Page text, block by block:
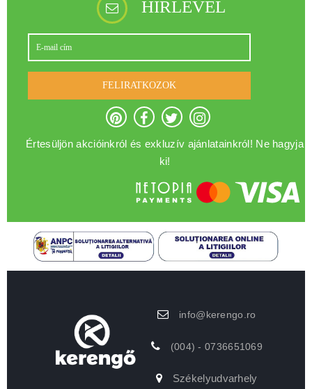
HÍRLEVÉL
FELIRATKOZOK
Értesüljön akcióinkról és exkluzív ajánlatainkról! Ne hagyja
ki!
info@kerengo.ro
(004) - 0736651069
Székelyudvarhely